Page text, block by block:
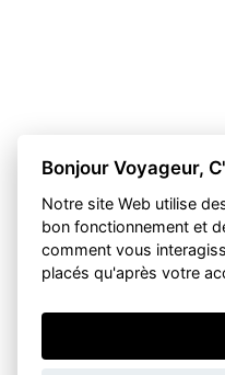
Bonjour Voyageur,
Notre site Web utilise
bon fonctionnement et
comment vous
placés qu'après votre